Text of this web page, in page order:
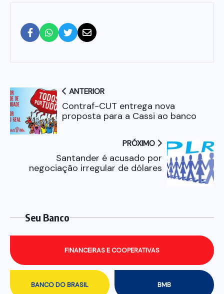
ANTERIOR
Contraf-CUT entrega nova
proposta para a Cassi ao banco
PRÓXIMO
Santander é acusado por
negociação irregular de dólares
Seu Banco
BANCO DO BRASIL BMB
FINANCEIRAS E COOPERATIVAS